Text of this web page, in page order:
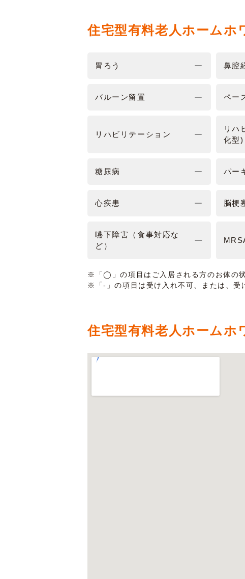
住宅型有料老人ホームホ
胃ろう 鼻腔
バルーン留置 ペー
リハビリテーション
リハ
化型)
糖尿病 パー
心疾患 脳梗
嚥下障害（食事対応な
ど）
※「◯」の項目はご入居される方のお体の
※「-」の項目は受け入れ不可、または、受
住宅型有料老人ホーム